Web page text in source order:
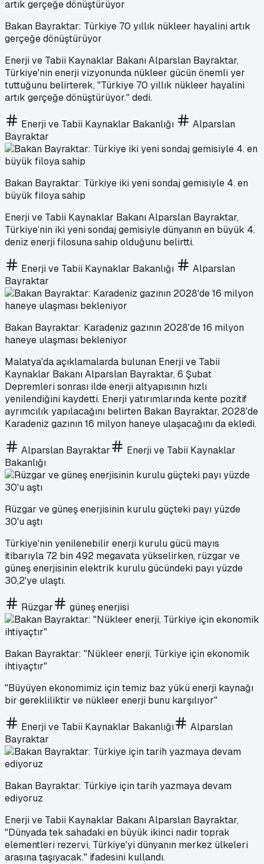
Bakan Bayraktar: Türkiye 70 yıllık nükleer hayalini artık
gerçeğe dönüştürüyor
Enerji ve Tabii Kaynaklar Bakanı Alparslan Bayraktar,
Türkiye'nin enerji vizyonunda nükleer gücün önemli yer
tuttuğunu belirterek, "Türkiye 70 yıllık nükleer hayalini
artık gerçeğe dönüştürüyor." dedi.
Enerji ve Tabii Kaynaklar Bakanlığı
Alparslan
Bayraktar
Bakan Bayraktar: Türkiye iki yeni sondaj gemisiyle 4. en
büyük filoya sahip
Enerji ve Tabii Kaynaklar Bakanı Alparslan Bayraktar,
Türkiye’nin iki yeni sondaj gemisiyle dünyanın en büyük 4.
deniz enerji filosuna sahip olduğunu belirtti.
Enerji ve Tabii Kaynaklar Bakanlığı
Alparslan
Bayraktar
Bakan Bayraktar: Karadeniz gazının 2028'de 16 milyon
haneye ulaşması bekleniyor
Malatya'da açıklamalarda bulunan Enerji ve Tabii
Kaynaklar Bakanı Alparslan Bayraktar, 6 Şubat
Depremleri sonrası ilde enerji altyapısının hızlı
yenilendiğini kaydetti. Enerji yatırımlarında kente pozitif
ayrımcılık yapılacağını belirten Bakan Bayraktar, 2028'de
Karadeniz gazının 16 milyon haneye ulaşacağını da ekledi.
Alparslan Bayraktar
Enerji ve Tabii Kaynaklar
Bakanlığı
Rüzgar ve güneş enerjisinin kurulu güçteki payı yüzde
30'u aştı
Türkiye'nin yenilenebilir enerji kurulu gücü mayıs
itibarıyla 72 bin 492 megavata yükselirken, rüzgar ve
güneş enerjisinin elektrik kurulu gücündeki payı yüzde
30,2'ye ulaştı.
Rüzgar güneş enerjisi
Bakan Bayraktar: "Nükleer enerji, Türkiye için ekonomik
ihtiyaçtır"
"Büyüyen ekonomimiz için temiz baz yükü enerji kaynağı
bir gerekliliktir ve nükleer enerji bunu karşılıyor"
Enerji ve Tabii Kaynaklar Bakanlığı
Alparslan
Bayraktar
Bakan Bayraktar: Türkiye için tarih yazmaya devam
ediyoruz
Enerji ve Tabii Kaynaklar Bakanı Alparslan Bayraktar,
"Dünyada tek sahadaki en büyük ikinci nadir toprak
elementleri rezervi, Türkiye'yi dünyanın merkez ülkeleri
arasına taşıyacak." ifadesini kullandı.